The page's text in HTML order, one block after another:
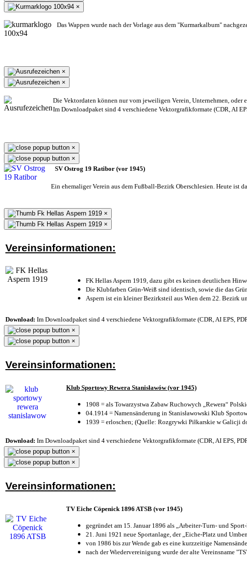
×
Das Wappen wurde nach der Vorlage aus dem "Kurmarkalbum"
×
×
Die Vektordaten können nur vom jeweiligen Verein, Unternehmen, oder
Im Downloadpaket sind 4 verschiedene Vektorgrafikformate (CDR, AI
×
×
SV Ostrog 19 Ratibor (vor 1945)
Ein ehemaliger Verein aus dem Fußball-Bezirk Oberschlesien. Heute ist
×
×
Vereinsinformationen:
FK Hellas Aspern 1919, dazu gibt es keinen deutlichen
Die Klubfarben Grün-Weiß sind identisch, sowie die das
Aspern ist ein kleiner Bezirksteil aus Wien dem 22. Bezirk
Download: Im Downloadpaket sind 4 verschiedene Vektorgrafikformate (CDR, AI EPS,
×
×
Vereinsinformationen:
Klub Sportowy Rewera Stanisławów (vor 1945)
1908 = als Towarzystwa Zabaw Ruchowych „Rewera“
04.1914 = Namensänderung in Stanisławowski Klub
1939 = erloschen; (Quelle: Rozgrywki Piłkarskie w Galicji
Download: Im Downloadpaket sind 4 verschiedene Vektorgrafikformate (CDR, AI EPS,
×
×
Vereinsinformationen:
TV Eiche Cöpenick 1896 ATSB (vor 1945)
gegründet am 15. Januar 1896 als „Arbeiter-Turn- und
21. Juni 1921 neue Sportanlage, der „Eiche-Platz und
von 1986 bis zur Wende gab es eine kurzzeitige
nach der Wiedervereinigung wurde der alte Vereinsname